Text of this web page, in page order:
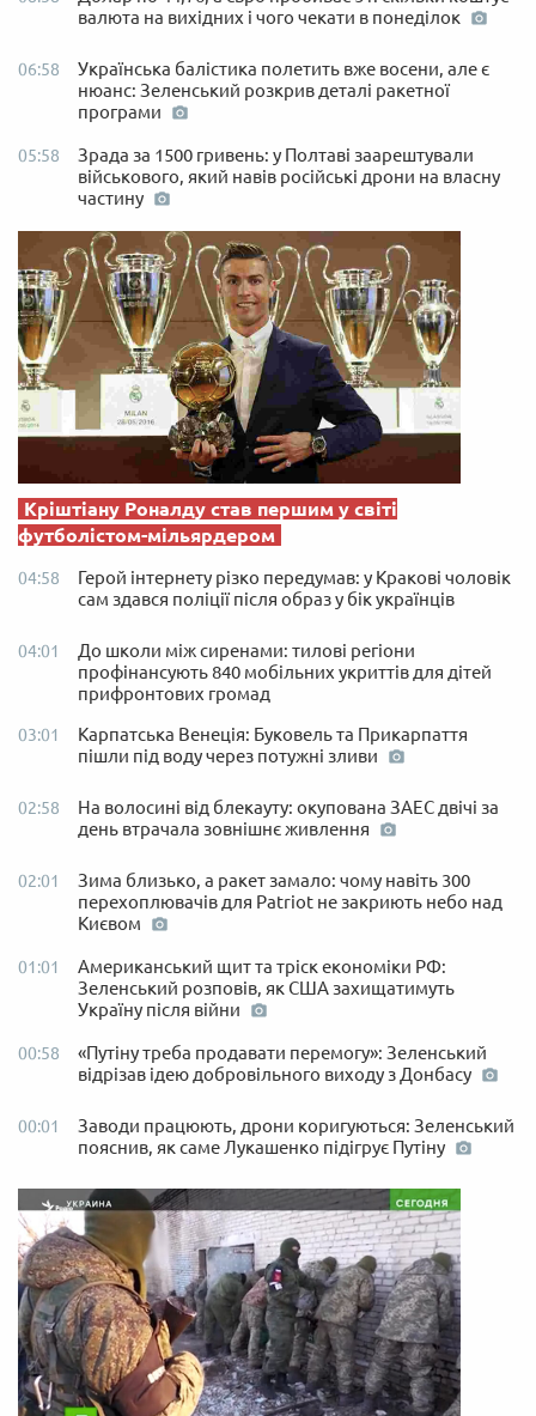
валюта на вихідних і чого чекати в понеділок
06:58
Українська балістика полетить вже восени, але є
нюанс: Зеленський розкрив деталі ракетної
програми
05:58
Зрада за 1500 гривень: у Полтаві заарештували
військового, який навів російські дрони на власну
частину
Кріштіану Роналду став першим у світі
футболістом-мільярдером
04:58
Герой інтернету різко передумав: у Кракові чоловік
сам здався поліції після образ у бік українців
04:01
До школи між сиренами: тилові регіони
профінансують 840 мобільних укриттів для дітей
прифронтових громад
03:01
Карпатська Венеція: Буковель та Прикарпаття
пішли під воду через потужні зливи
02:58
На волосині від блекауту: окупована ЗАЕС двічі за
день втрачала зовнішнє живлення
02:01
Зима близько, а ракет замало: чому навіть 300
перехоплювачів для Patriot не закриють небо над
Києвом
01:01
Американський щит та тріск економіки РФ:
Зеленський розповів, як США захищатимуть
Україну після війни
00:58
«Путіну треба продавати перемогу»: Зеленський
відрізав ідею добровільного виходу з Донбасу
00:01
Заводи працюють, дрони коригуються: Зеленський
пояснив, як саме Лукашенко підігрує Путіну